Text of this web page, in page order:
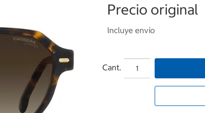
Precio original
Incluye envío
Cant.